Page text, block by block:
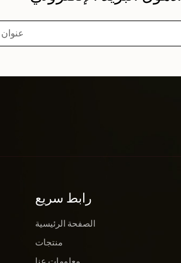
رابط سريع
الصفحة الرئيسية
منتجات